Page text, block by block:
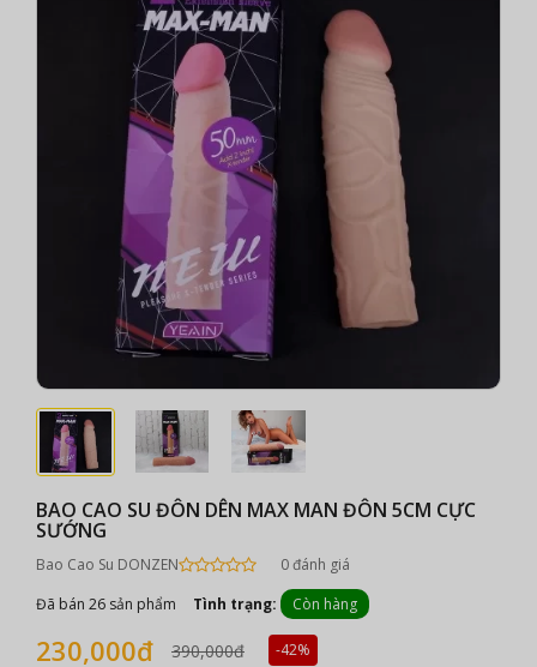
BAO CAO SU ĐÔN DÊN MAX MAN ĐÔN 5CM CỰC
SƯỚNG
Bao Cao Su DONZEN
0 đánh giá
Đã bán 26 sản phẩm
Tình trạng: Còn hàng
230,000đ 390,000đ -42%